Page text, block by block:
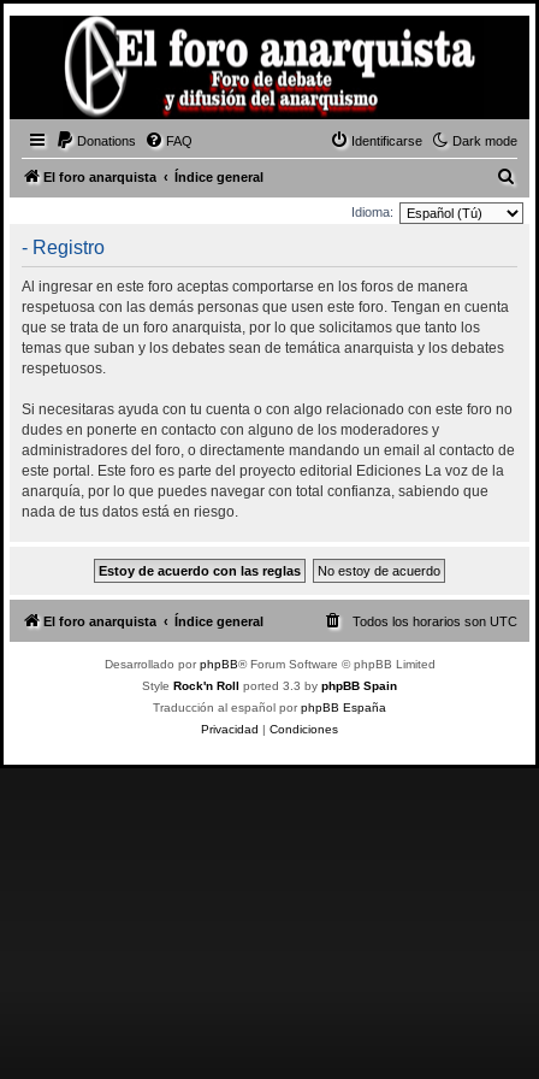
Dark mode
Donations FAQ Identificarse
El foro anarquista Índice general
u
Idioma:
- Registro
Al ingresar en este foro aceptas comportarse en los foros de manera
respetuosa con las demás personas que usen este foro. Tengan en cuenta
que se trata de un foro anarquista, por lo que solicitamos que tanto los
temas que suban y los debates sean de temática anarquista y los debates
respetuosos.
Si necesitaras ayuda con tu cuenta o con algo relacionado con este foro no
dudes en ponerte en contacto con alguno de los moderadores y
administradores del foro, o directamente mandando un email al contacto de
este portal. Este foro es parte del proyecto editorial Ediciones La voz de la
anarquía, por lo que puedes navegar con total confianza, sabiendo que
nada de tus datos está en riesgo.
El foro anarquista Índice general Todos los horarios son UTC
Desarrollado porphpBB® Forum Software © phpBB Limited
Style Rock'n Roll ported 3.3 by phpBB Spain
Traducción al español porphpBB España
Privacidad | Condiciones